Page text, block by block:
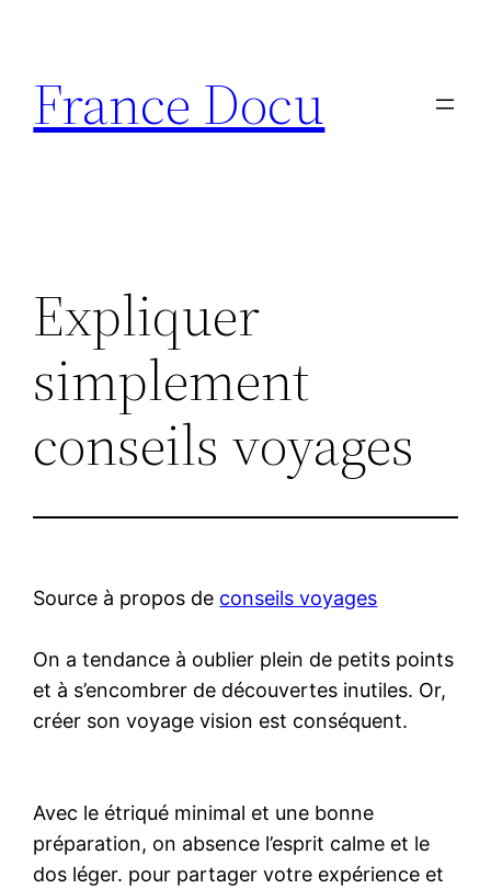
contenu
France Docu
Expliquer
simplement
conseils voyages
Source à propos de conseils voyages
On a tendance à oublier plein de petits points
et à s’encombrer de découvertes inutiles. Or,
créer son voyage vision est conséquent.
Avec le étriqué minimal et une bonne
préparation, on absence l’esprit calme et le
dos léger. pour partager votre expérience et